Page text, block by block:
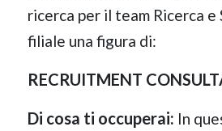
ricerca per il team Ricerca
filiale una figura di:
RECRUITMENT
Di cosa ti occuperai: In